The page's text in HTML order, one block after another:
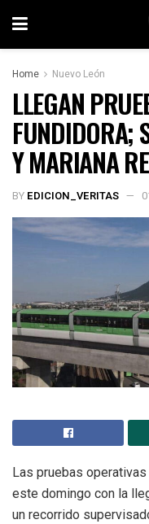
Home Nuevo León
LLEGAN
FUNDIDORA;
Y MARIANA
BY EDICION_VERITAS
Las pruebas
este domingo con la
un recorrido